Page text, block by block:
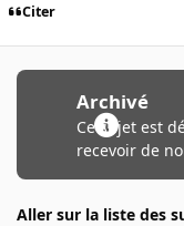
Citer
Archivé
Ce sujet est
recevoir de
Aller sur la liste des